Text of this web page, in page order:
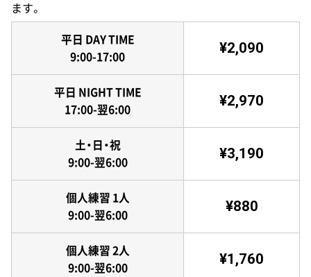
ます。
平日 DAY TIME
9:00-17:00
¥2,090
平日 NIGHT TIME
17:00-翌6:00
¥2,970
土・日・祝
9:00-翌6:00
¥3,190
個人練習 1人
9:00-翌6:00
¥880
個人練習 2人
9:00-翌6:00
¥1,760